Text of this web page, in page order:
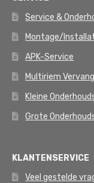
Service &
Montage/
APK-Service
Multiriem
Kleine
Grote
KLANTENSERVICE
Veel gestelde